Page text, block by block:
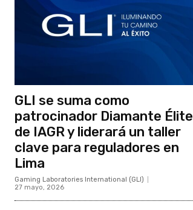
GLI se suma como
patrocinador Diamante Élite
de IAGR y liderará un taller
clave para reguladores en
Lima
Gaming Laboratories International (GLI)
27 mayo, 2026